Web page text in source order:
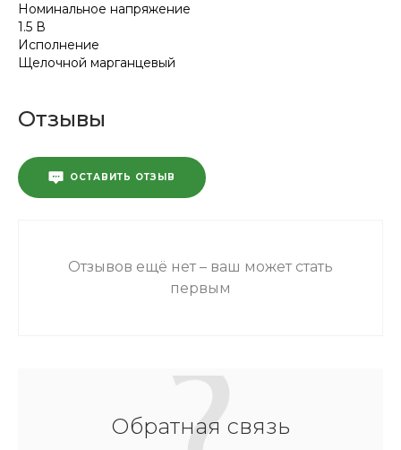
Номинальное напряжение
1.5 В
Исполнение
Щелочной марганцевый
Отзывы
ОСТАВИТЬ ОТЗЫВ
Отзывов ещё нет – ваш может стать
первым
Обратная связь